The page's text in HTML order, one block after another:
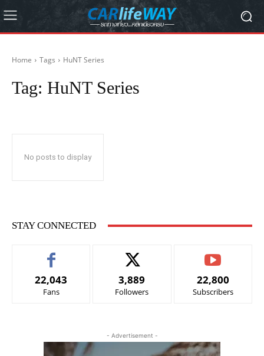
Home Tags HuNT Series
Tag: HuNT Series
No posts to display
STAY CONNECTED
22,043
Fans
3,889
Followers
22,800
Subscribers
- Advertisement -